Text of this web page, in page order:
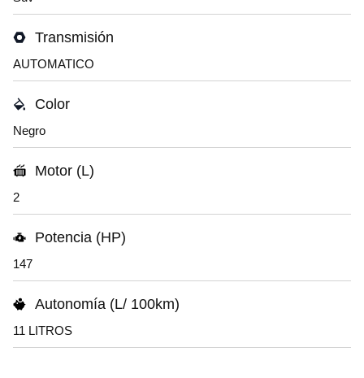
Transmisión
AUTOMATICO
Color
Negro
Motor (L)
2
Potencia (HP)
147
Autonomía (L/ 100km)
11 LITROS